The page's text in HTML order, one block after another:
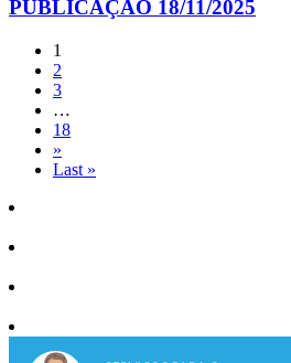
PUBLICAÇÃO 18/11/2025
1
2
3
…
18
»
Last »